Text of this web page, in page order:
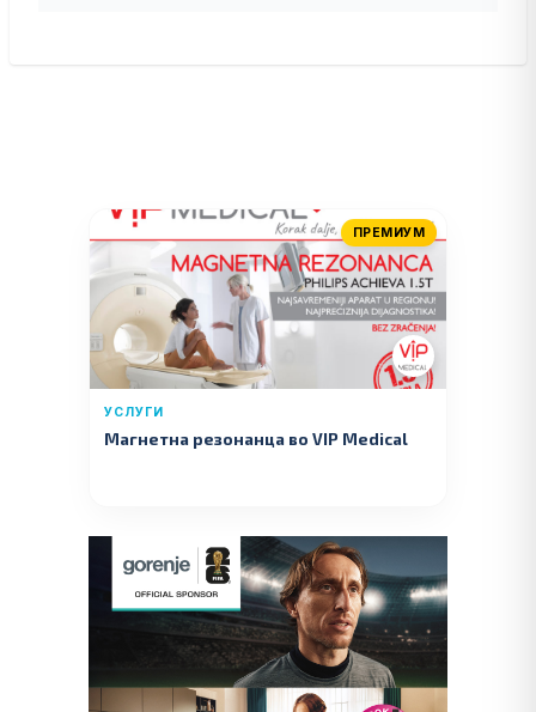
ПРЕМИУМ
УСЛУГИ
Магнетна резонанца во VIP Medical